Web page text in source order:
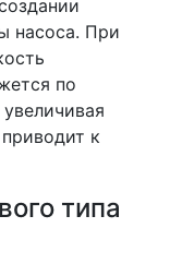
насоса. При
по
к
типа